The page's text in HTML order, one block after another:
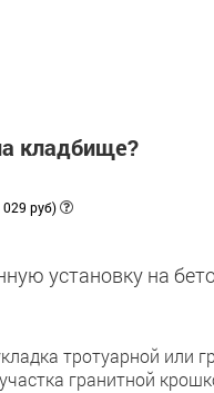
кладбище?
029 руб)
установку на
тротуарной или
гранитной